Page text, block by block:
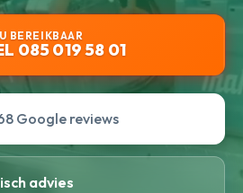
BEREIKBAAR
085 019 58 01
Google reviews
advies